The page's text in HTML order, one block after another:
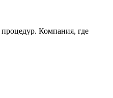
Компания, где